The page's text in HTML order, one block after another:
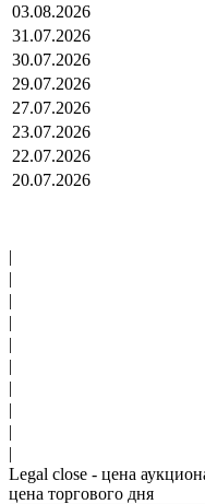
03.08.2026
31.07.2026
30.07.2026
29.07.2026
27.07.2026
23.07.2026
22.07.2026
20.07.2026
|
|
|
|
|
|
|
|
|
|
Legal close - цена
цена торгового дня